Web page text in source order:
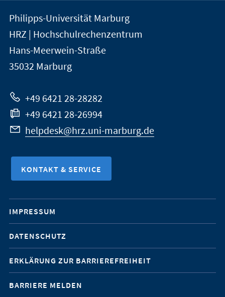
Kontakt
und
Informationen
zur
Website
der
Universität
Marburg
Philipps-Universität Marburg
HRZ | Hochschulrechenzentrum
Hans-Meerwein-Straße
35032 Marburg
+49 6421 28-28282
+49 6421 28-26994
helpdesk@hrz.uni-marburg.de
KONTAKT & SERVICE
Mobile-
Service-
Navigation
IMPRESSUM
DATENSCHUTZ
ERKLÄRUNG ZUR BARRIEREFREIHEIT
BARRIERE MELDEN